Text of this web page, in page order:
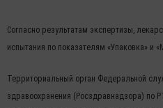
Согласно результатам экспертизы,
испытания по показателям «Упаковка» и
Территориальный орган Федеральной
здравоохранения (Росздравнадзора) по